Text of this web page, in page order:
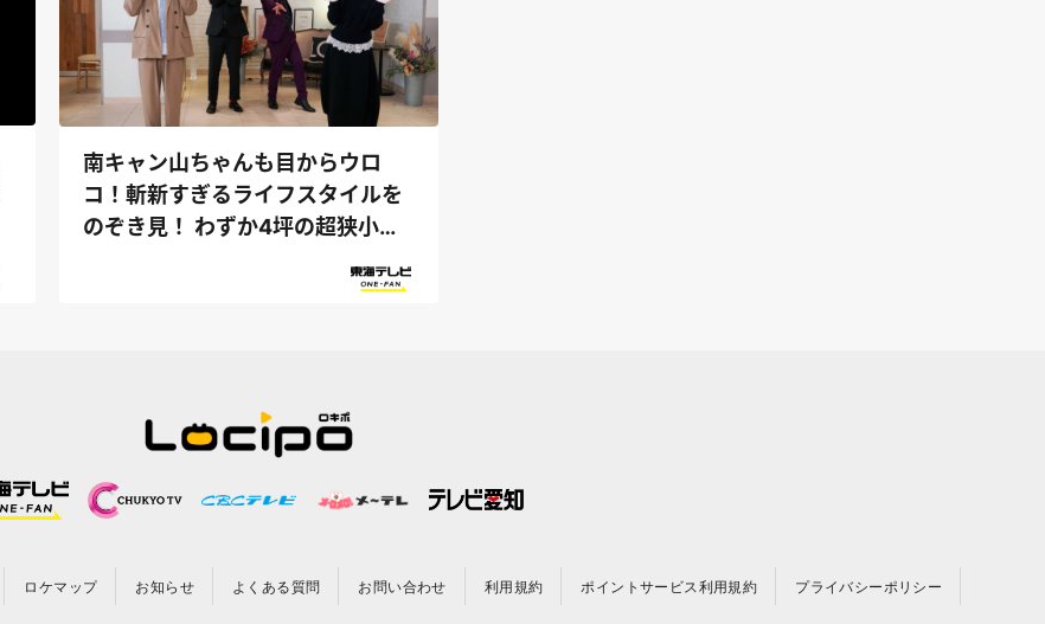
南キャン山ちゃんも目からウロ
コ！斬新すぎるライフスタイルを
のぞき見！ わずか4坪の超狭小住
ロケマップ お知らせ よくある質問 お問い合わせ 利用規約 ポイントサービス利用規約 プライバシーポリシー